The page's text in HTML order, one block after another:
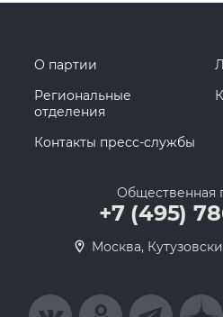
О партии
Региональные
отделения
Контакты пресс-службы
Общественная
+7 (495)
Москва,